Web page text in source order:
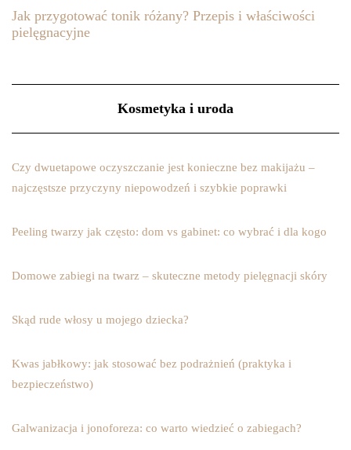
Jak przygotować tonik różany? Przepis i właściwości
pielęgnacyjne
Kosmetyka i uroda
Czy dwuetapowe oczyszczanie jest konieczne bez makijażu –
najczęstsze przyczyny niepowodzeń i szybkie poprawki
Peeling twarzy jak często: dom vs gabinet: co wybrać i dla kogo
Domowe zabiegi na twarz – skuteczne metody pielęgnacji skóry
Skąd rude włosy u mojego dziecka?
Kwas jabłkowy: jak stosować bez podrażnień (praktyka i
bezpieczeństwo)
Galwanizacja i jonoforeza: co warto wiedzieć o zabiegach?